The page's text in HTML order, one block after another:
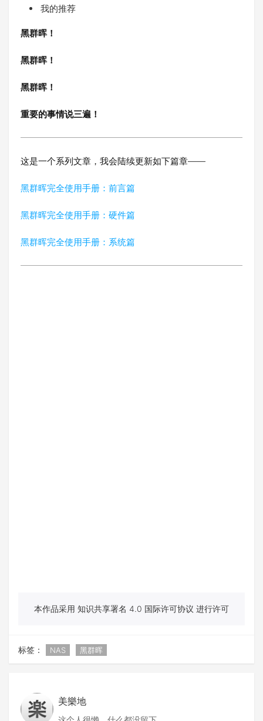
我的推荐
黑群晖！
黑群晖！
黑群晖！
重要的事情说三遍！
这是一个系列文章，我会陆续更新如下篇章——
黑群晖完全使用手册：前言篇
黑群晖完全使用手册：硬件篇
黑群晖完全使用手册：系统篇
本作品采用 知识共享署名 4.0 国际许可协议 进行许可
标签： NAS 黑群晖
美樂地